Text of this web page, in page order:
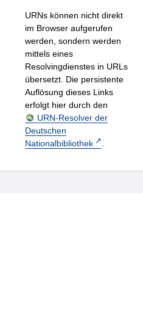
URNs können nicht direkt
im Browser aufgerufen
werden, sondern werden
mittels eines
Resolvingdienstes in URLs
übersetzt. Die persistente
Auflösung dieses Links
erfolgt hier durch den
URN-Resolver der
Deutschen
Nationalbibliothek
.